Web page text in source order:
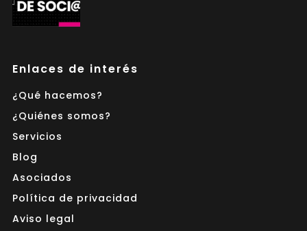
Enlaces de interés
¿Qué hacemos?
¿Quiénes somos?
Servicios
Blog
Asociados
Política de privacidad
Aviso legal